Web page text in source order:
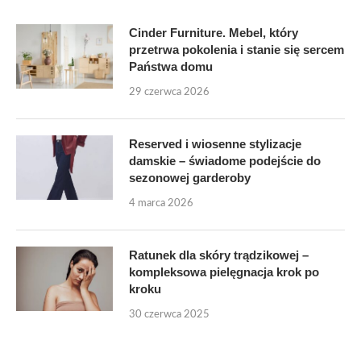
Cinder Furniture. Mebel, który
przetrwa pokolenia i stanie się sercem
Państwa domu
29 czerwca 2026
Reserved i wiosenne stylizacje
damskie – świadome podejście do
sezonowej garderoby
4 marca 2026
Ratunek dla skóry trądzikowej –
kompleksowa pielęgnacja krok po
kroku
30 czerwca 2025